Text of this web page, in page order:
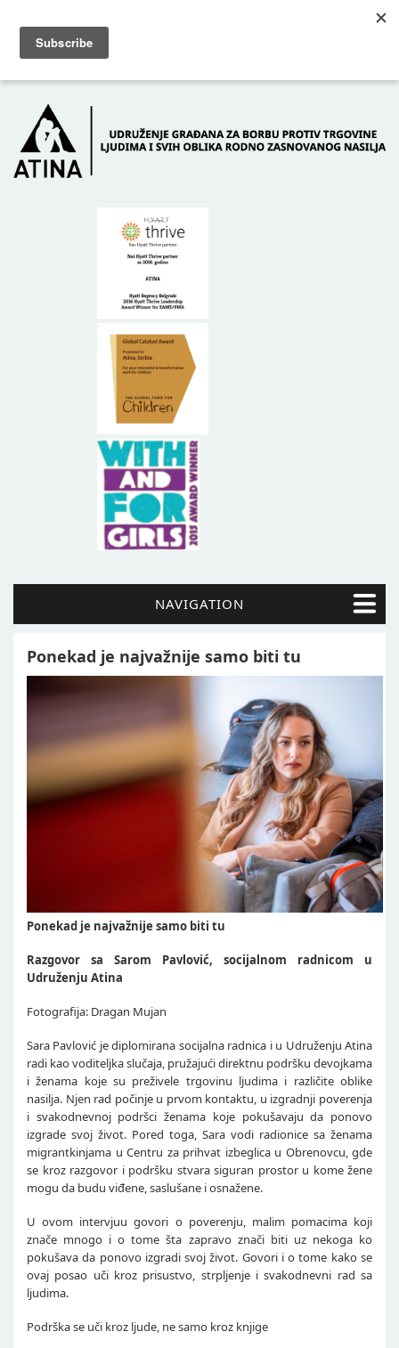
POČETNA O NAMA
NAVIGATION
Ponekad je najvažnije samo biti tu
Ponekad je najvažnije samo biti tu
Razgovor sa Sarom Pavlović, socijalnom radnicom u
Udruženju Atina
Fotografija: Dragan Mujan
Sara Pavlović je diplomirana socijalna radnica i u Udruženju Atina
radi kao voditeljka slučaja, pružajući direktnu podršku devojkama
i ženama koje su preživele trgovinu ljudima i različite oblike
nasilja. Njen rad počinje u prvom kontaktu, u izgradnji poverenja
i svakodnevnoj podršci ženama koje pokušavaju da ponovo
izgrade svoj život. Pored toga, Sara vodi radionice sa ženama
migrantkinjama u Centru za prihvat izbeglica u Obrenovcu, gde
se kroz razgovor i podršku stvara siguran prostor u kome žene
mogu da budu viđene, saslušane i osnažene.
U ovom intervjuu govori o poverenju, malim pomacima koji
znače mnogo i o tome šta zapravo znači biti uz nekoga ko
pokušava da ponovo izgradi svoj život. Govori i o tome kako se
ovaj posao uči kroz prisustvo, strpljenje i svakodnevni rad sa
ljudima.
Podrška se uči kroz ljude, ne samo kroz knjige